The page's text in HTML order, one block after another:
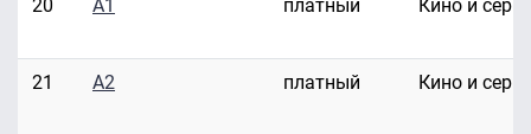
20 A1 платный Кино и
21 A2 платный Кино и